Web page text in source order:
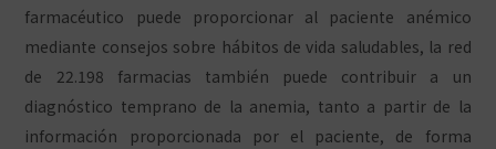
farmacéutico puede proporcionar al paciente anémico
mediante consejos sobre hábitos de vida saludables, la red
de 22.198 farmacias también puede contribuir a un
diagnóstico temprano de la anemia, tanto a partir de la
información proporcionada por el paciente, de forma